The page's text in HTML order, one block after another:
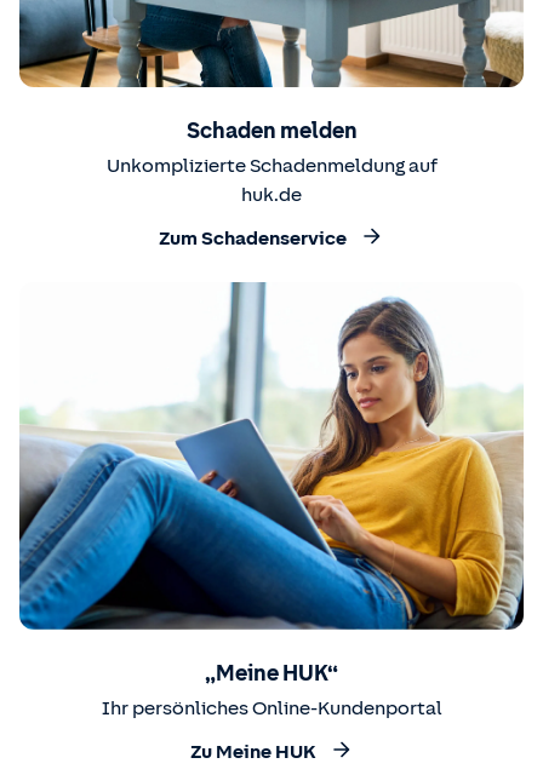
Schaden melden
Unkomplizierte Schadenmeldung auf
huk.de
Zum Schadenservice
„Meine HUK“
Ihr persönliches Online-Kundenportal
Zu Meine HUK